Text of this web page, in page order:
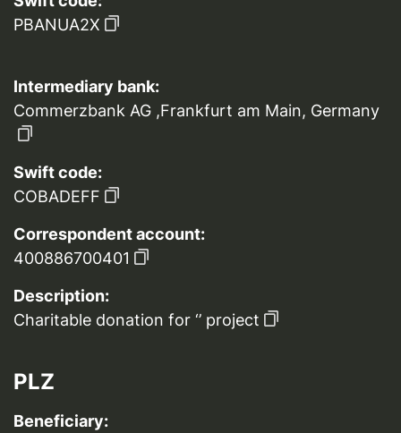
PBANUA2X
Intermediary bank:
Commerzbank AG ,Frankfurt am Main, Germany
Swift code:
COBADEFF
Correspondent account:
400886700401
Description:
Charitable donation for ‘’ project
PLZ
Beneficiary: